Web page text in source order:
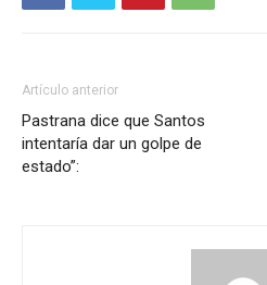
Artículo anterior
Pastrana dice que Santos
intentaría dar un golpe de
estado”: